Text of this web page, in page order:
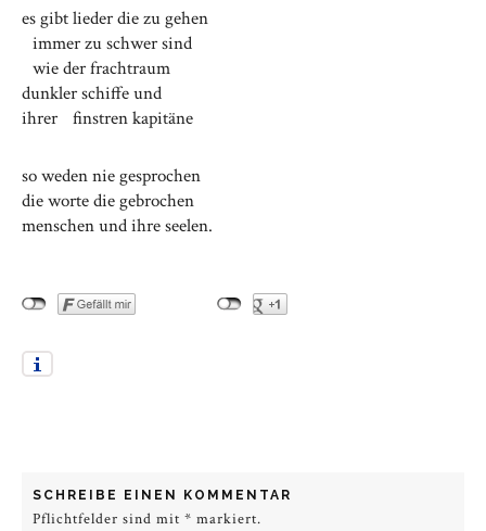
es gibt lieder die zu gehen
immer zu schwer sind
wie der frachtraum
dunkler schiffe und
ihrer finstren kapitäne
so weden nie gesprochen
die worte die gebrochen
menschen und ihre seelen.
SCHREIBE EINEN KOMMENTAR
Pflichtfelder sind mit * markiert.